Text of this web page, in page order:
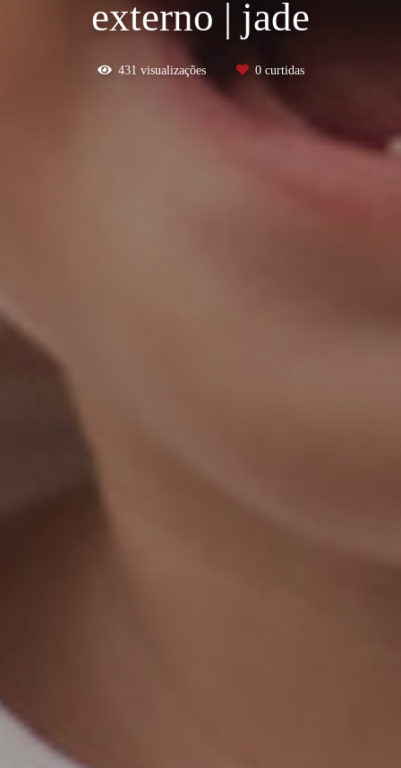
externo | jade
431 visualizações 0curtidas